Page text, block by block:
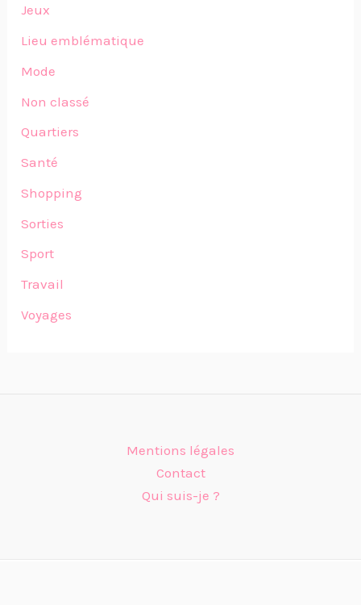
Jeux
Lieu emblématique
Mode
Non classé
Quartiers
Santé
Shopping
Sorties
Sport
Travail
Voyages
Mentions légales
Contact
Qui suis-je ?